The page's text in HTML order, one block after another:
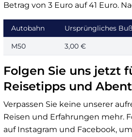
Betrag von 3 Euro auf 41 Euro.
Autobahn Ursprüngliches
M50 3,00 €
Folgen Sie uns jetzt
Reisetipps und
Verpassen Sie keine unserer
Reisen und Erfahrungen mehr.
auf Instagram und Facebook,